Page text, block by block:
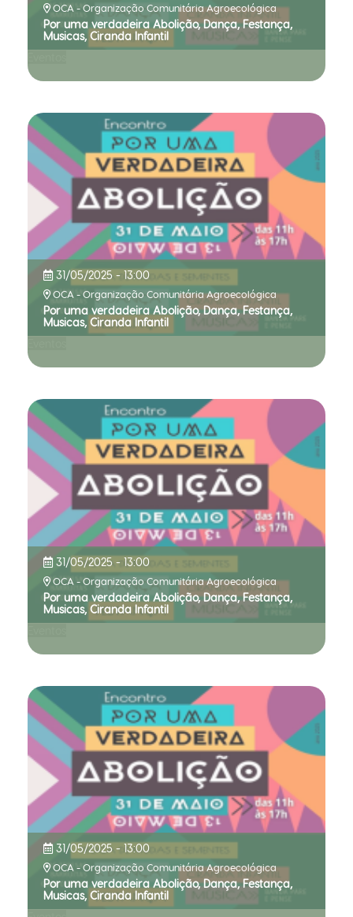
OCA - Organização Comunitária Agroecológica
Por uma verdadeira Abolição, Dança, Festança,
Musicas, Ciranda Infantil
31/05/2025 - 13:00
OCA - Organização Comunitária Agroecológica
Por uma verdadeira Abolição, Dança, Festança,
Musicas, Ciranda Infantil
31/05/2025 - 13:00
OCA - Organização Comunitária Agroecológica
Por uma verdadeira Abolição, Dança, Festança,
Musicas, Ciranda Infantil
31/05/2025 - 13:00
OCA - Organização Comunitária Agroecológica
Por uma verdadeira Abolição, Dança, Festança,
Musicas, Ciranda Infantil